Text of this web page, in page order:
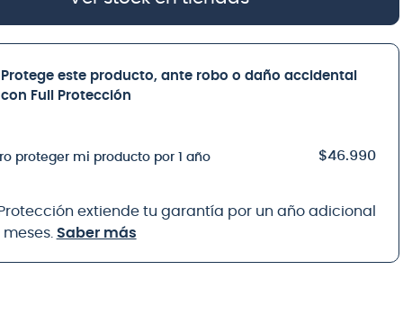
Protege este producto, ante robo o daño accidental
con Full Protección
proteger mi producto por 1 año $46.990
extiende tu garantía por un año adicional
Saber más